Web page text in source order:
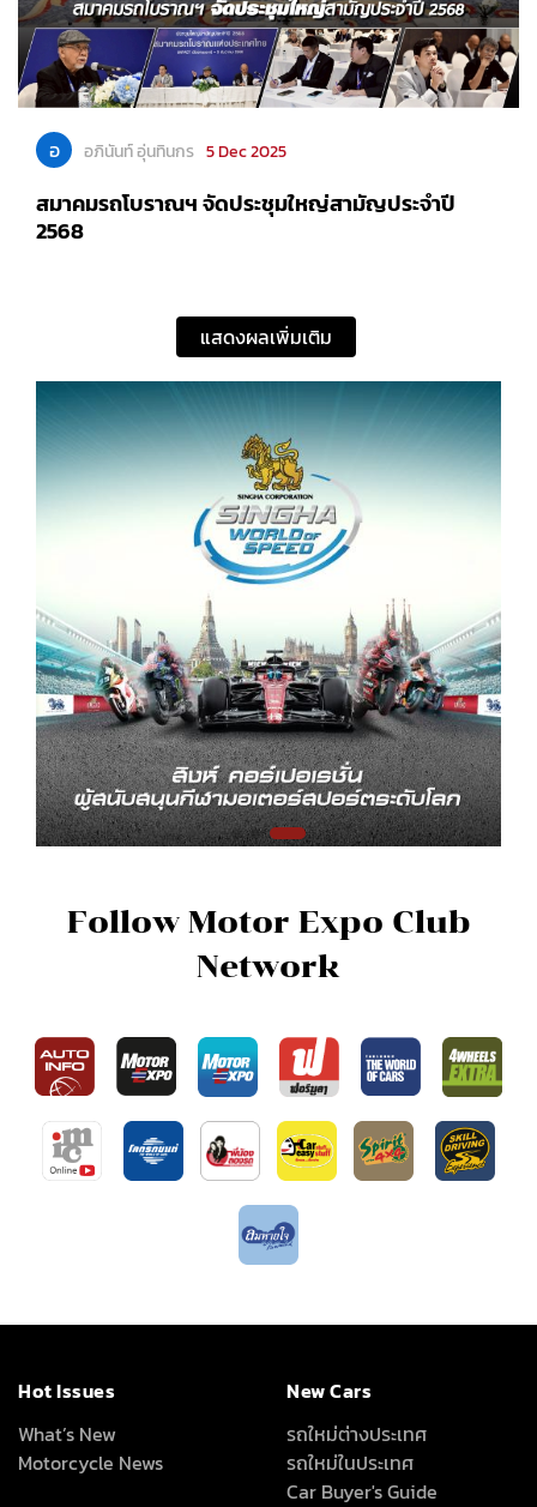
อ อภินันท์ อุ่นทินกร 5 Dec 2025
สมาคมรถโบราณฯ จัดประชุมใหญ่สามัญประจำปี
2568
แสดงผลเพิ่มเติม
Follow Motor Expo Club
Network
Hot Issues
What’s New
Motorcycle News
New Cars
รถใหม่ต่างประเทศ
รถใหม่ในประเทศ
Car Buyer's Guide